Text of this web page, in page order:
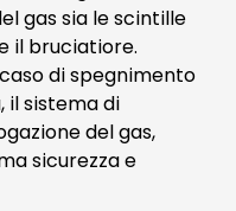
gas sia le scintille
il bruciatiore.
di spegnimento
il sistema di
del gas,
sicurezza e